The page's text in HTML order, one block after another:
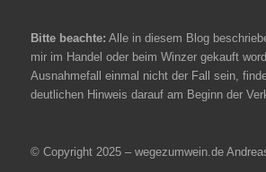
Bitte beachte: Alle in diesem Blog
mir im Handel oder beim Winzer gekauft
Ausnahmefall einmal nicht der Fall sein,
deutlichen Hinweis darauf am Beginn der
© Copyright 2025 – wegezumwein.de